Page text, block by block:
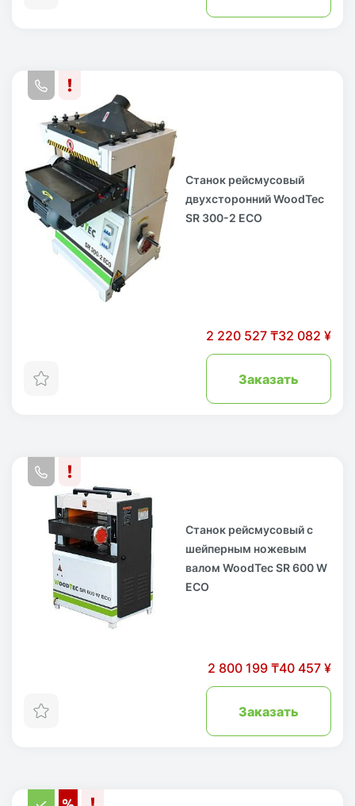
Станок рейсмусовый
двухсторонний WoodTec
SR 300-2 ECO
2 220 527 ₸32 082 ¥
Заказать
Станок рейсмусовый с
шейперным ножевым
валом WoodTec SR 600 W
ECO
2 800 199 ₸40 457 ¥
Заказать